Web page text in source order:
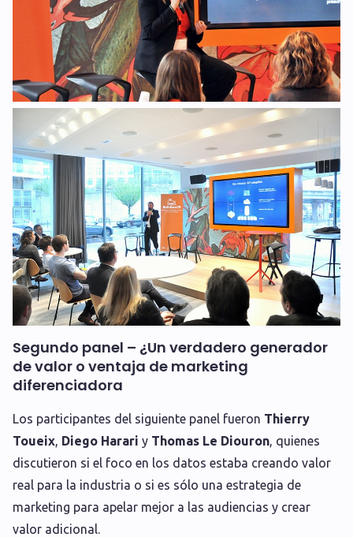
Segundo panel – ¿Un verdadero generador
de valor o ventaja de marketing
diferenciadora
Los participantes del siguiente panel fueron Thierry
Toueix, Diego Harari y Thomas Le Diouron, quienes
discutieron si el foco en los datos estaba creando valor
real para la industria o si es sólo una estrategia de
marketing para apelar mejor a las audiencias y crear
valor adicional.